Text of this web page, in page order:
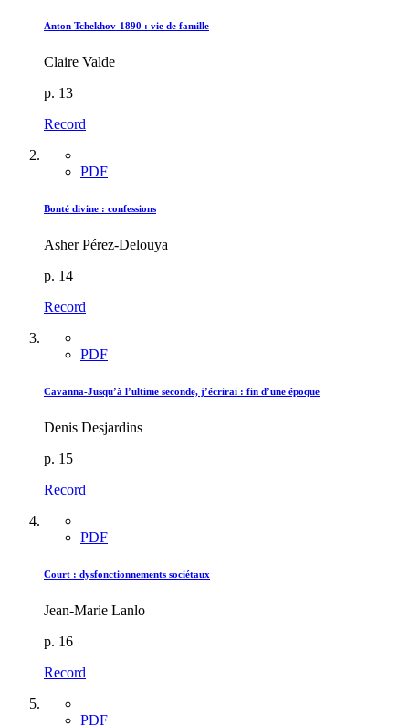
Anton Tchekhov-1890 : vie de famille
Claire Valde
p. 13
Record
PDF
Bonté divine : confessions
Asher Pérez-Delouya
p. 14
Record
PDF
Cavanna-Jusqu’à l’ultime seconde, j’écrirai : fin d’une époque
Denis Desjardins
p. 15
Record
PDF
Court : dysfonctionnements sociétaux
Jean-Marie Lanlo
p. 16
Record
PDF